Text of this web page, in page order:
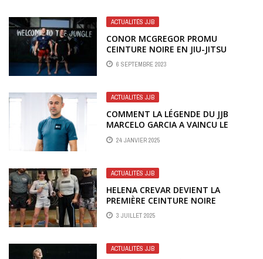
ACTUALITÉS JJB
CONOR MCGREGOR PROMU
CEINTURE NOIRE EN JIU-JITSU
BRÉSILIEN PAR SON COACH JOHN
KAVANAGH
6 SEPTEMBRE 2023
ACTUALITÉS JJB
COMMENT LA LÉGENDE DU JJB
MARCELO GARCIA A VAINCU LE
CANCER POUR REVENIR DANS LE
CIRCUIT ?
24 JANVIER 2025
ACTUALITÉS JJB
HELENA CREVAR DEVIENT LA
PREMIÈRE CEINTURE NOIRE
FÉMININE DE JJB FORMÉE PAR JOHN
DANAHER
3 JUILLET 2025
ACTUALITÉS JJB